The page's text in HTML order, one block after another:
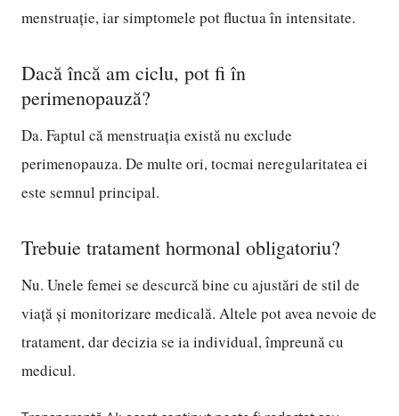
menstruație, iar simptomele pot fluctua în intensitate.
Dacă încă am ciclu, pot fi în
perimenopauză?
Da. Faptul că menstruația există nu exclude
perimenopauza. De multe ori, tocmai neregularitatea ei
este semnul principal.
Trebuie tratament hormonal obligatoriu?
Nu. Unele femei se descurcă bine cu ajustări de stil de
viață și monitorizare medicală. Altele pot avea nevoie de
tratament, dar decizia se ia individual, împreună cu
medicul.